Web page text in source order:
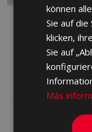
CAVALLINA
Zu
hinzufügen
können
Sie auf die
klicken,
Sie auf
Más